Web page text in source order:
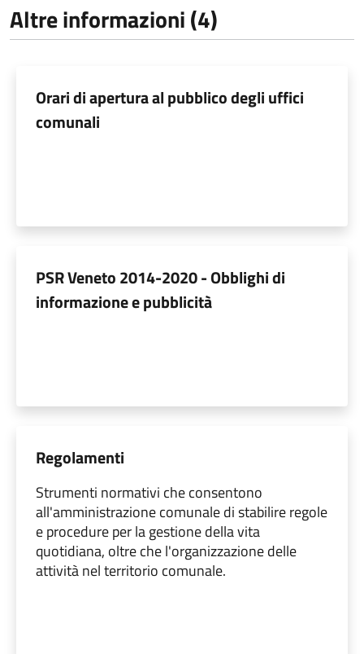
Altre informazioni (4)
Orari di apertura al pubblico degli uffici
comunali
PSR Veneto 2014-2020 - Obblighi di
informazione e pubblicità
Regolamenti
Strumenti normativi che consentono
all'amministrazione comunale di stabilire regole
e procedure per la gestione della vita
quotidiana, oltre che l'organizzazione delle
attività nel territorio comunale.